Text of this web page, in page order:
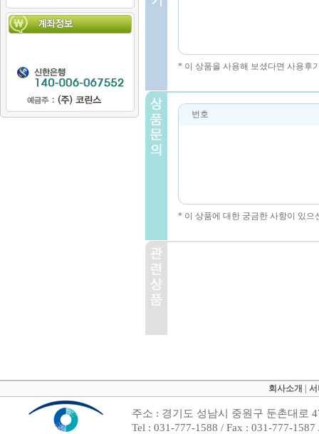
* 이 상품을 사용해 보셨다면 사용후
번호
* 이 상품에 대한 궁금한 사항이 있
회사소개
주소 : 경기도 성남시 중원구 둔촌대로
Tel : 031-777-1588 / Fax : 031-777-